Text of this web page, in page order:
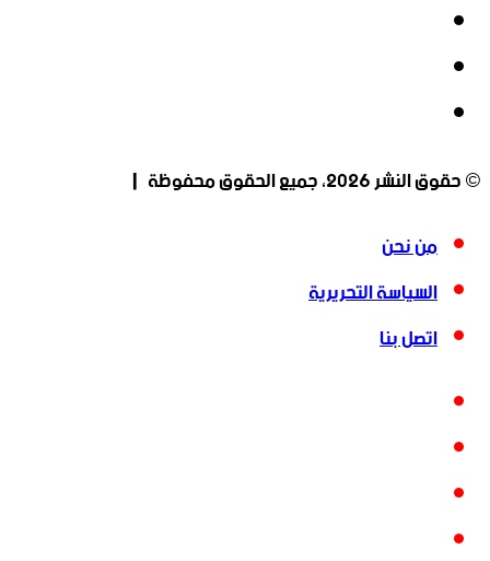
© حقوق النشر 2026، جميع الحقوق محفوظة |
من نحن
السياسة التحريرية
اتصل بنا